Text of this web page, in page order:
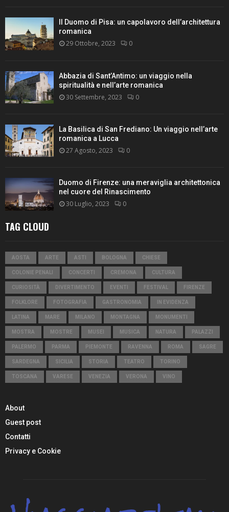
Il Duomo di Pisa: un capolavoro dell’architettura
romanica
29 Ottobre, 2023 0
Abbazia di Sant’Antimo: un viaggio nella
spiritualità e nell’arte romanica
30 Settembre, 2023 0
La Basilica di San Frediano: Un viaggio nell’arte
romanica a Lucca
27 Agosto, 2023 0
Duomo di Firenze: una meraviglia architettonica
nel cuore del Rinascimento
30 Luglio, 2023 0
TAG CLOUD
AOSTA ARTE ASTI BOLOGNA CHIESE
COLONIE PENALI CONCERTI CREMONA CULTURA
CURIOSITÀ DIVERTIMENTO EVENTI FESTIVAL FIRENZE
FOLKLORE FOTOGRAFIA GASTRONOMIA IN EVIDENZA
LATINA MARE MILANO MONTAGNA MONUMENTI
MOSTRA MOSTRE MUSEI MUSICA NATURA PALAZZI
PALERMO PARMA PIEMONTE RAVENNA ROMA SAGRE
SARDEGNA SICILIA STORIA TEATRO TORINO
TOSCANA VARESE VENEZIA VERONA VINO
About
Guest post
Contatti
Privacy e Cookie